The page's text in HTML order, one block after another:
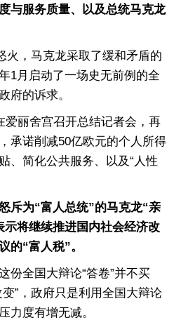
与服务质量、以及总统马克龙
，马克龙采取了缓和矛盾的
1月启动了一场史无前例的全
府的诉求。
丽舍宫召开总结记者会，再
承诺削减50亿欧元的个人所得
、简化公共服务、以及“人性
斥为“富人总统”的马克龙“亲
将继续推进国内社会经济改
的“富人税”。
全国大辩论“答卷”并不买
”，政府只是利用全国大辩论
力度有增无减。